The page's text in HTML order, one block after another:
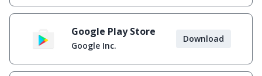
Google Play Store
Google Inc.
Download